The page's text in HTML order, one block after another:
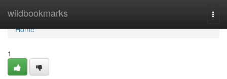
wildbookmarks
Home
Home
1